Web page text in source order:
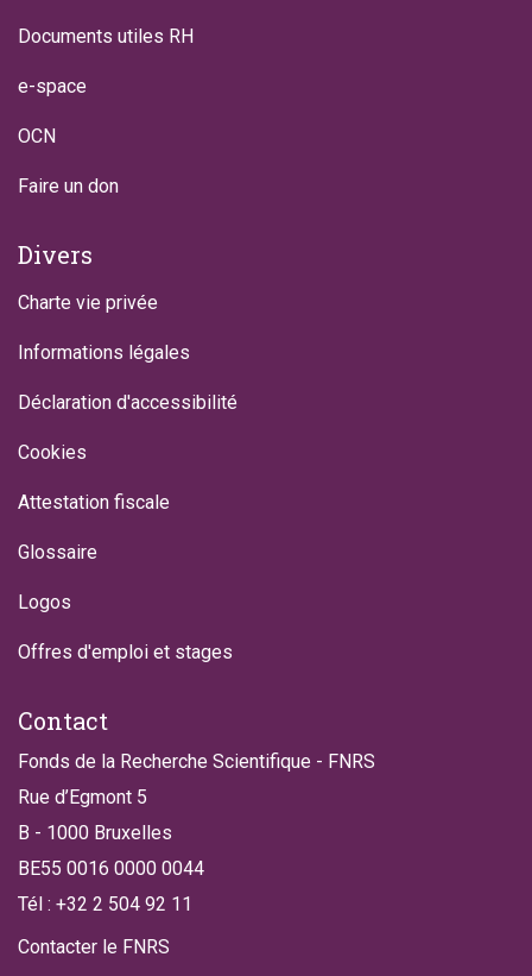
Documents utiles RH
e-space
OCN
Faire un don
Divers
Charte vie privée
Informations légales
Déclaration d'accessibilité
Cookies
Attestation fiscale
Glossaire
Logos
Offres d'emploi et stages
Contact
Fonds de la Recherche Scientifique - FNRS
Rue d’Egmont 5
B - 1000 Bruxelles
BE55 0016 0000 0044
Tél : +32 2 504 92 11
Contacter le FNRS